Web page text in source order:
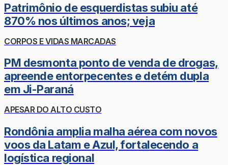
Patrimônio de esquerdistas subiu até
870% nos últimos anos; veja
CORPOS E VIDAS MARCADAS
PM desmonta ponto de venda de drogas,
apreende entorpecentes e detém dupla
em Ji-Paraná
APESAR DO ALTO CUSTO
Rondônia amplia malha aérea com novos
voos da Latam e Azul, fortalecendo a
logística regional